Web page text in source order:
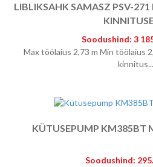
LIBLIKSAHK SAMASZ PSV-
Soodushind: 3
Max töölaius 2,73 m Min töölaius
kinnitus...
KÜTUSEPUMP KM385BT
Soodushind: